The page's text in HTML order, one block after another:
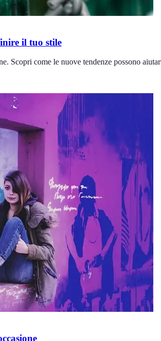
il tuo stile
Scopri come le nuove tendenze possono